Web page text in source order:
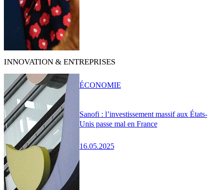
INNOVATION & ENTREPRISES
Sanofi : l’investissement massif aux États-
Unis passe mal en France
16.05.2025
ÉCONOMIE